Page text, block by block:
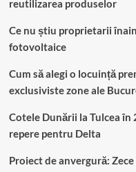
reutilizarea produselor
Ce nu știu proprietarii
fotovoltaice
Cum să alegi o locuință
exclusiviste zone ale
Cotele Dunării la Tulcea în
repere pentru Delta
Proiect de anvergură: